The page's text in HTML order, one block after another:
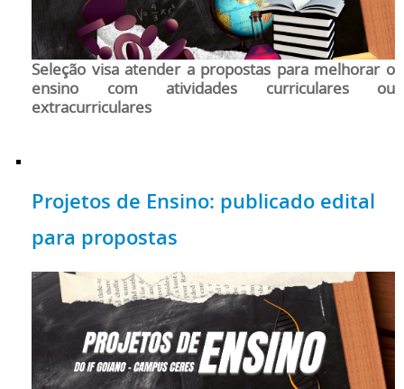
Seleção visa atender a propostas para melhorar o
ensino com atividades curriculares ou
extracurriculares
Projetos de Ensino: publicado edital
para propostas